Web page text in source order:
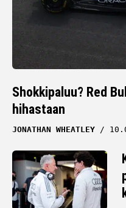
Shokkipaluu? Red
hihastaan
JONATHAN WHEATLEY